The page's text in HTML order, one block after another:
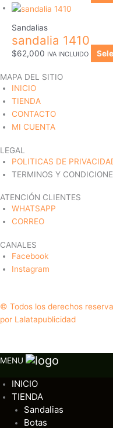
Sandalias
sandalia 1410
$62,000 IVA INCLUIDO
MAPA DEL SITIO
INICIO
TIENDA
CONTACTO
MI CUENTA
LEGAL
POLITICAS DE
TERMINOS Y
ATENCIÓN CLIENTES
WHATSAPP
CORREO
CANALES
Facebook
Instagram
© Todos los derechos
por Lalatapublicidad
MENU
INICIO
TIENDA
Sandalias
Botas